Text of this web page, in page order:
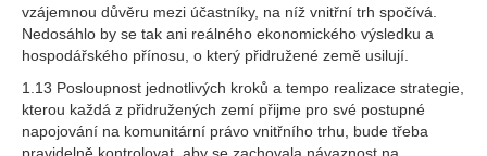
vzájemnou důvěru mezi účastníky, na níž vnitřní trh spočívá.
Nedosáhlo by se tak ani reálného ekonomického výsledku a
hospodářského přínosu, o který přidružené země usilují.
1.13 Posloupnost jednotlivých kroků a tempo realizace strategie,
kterou každá z přidružených zemí přijme pro své postupné
napojování na komunitární právo vnitřního trhu, bude třeba